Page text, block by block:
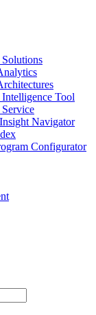
Tool
Navigator
Configurator